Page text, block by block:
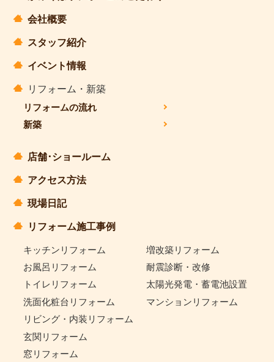
会社概要
スタッフ紹介
イベント情報
リフォーム・新築
リフォームの流れ
新築
店舗･ショールーム
アクセス方法
現場日記
リフォーム施工事例
キッチンリフォーム
お風呂リフォーム
トイレリフォーム
洗面化粧台リフォーム
リビング・内装リフォーム
玄関リフォーム
窓リフォーム
増改築リフォーム
耐震診断・改修
太陽光発電・蓄電池設置
マンションリフォーム